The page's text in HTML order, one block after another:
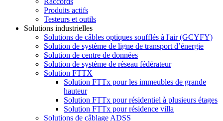
Produits actifs
Testeurs et outils
Solutions industrielles
Solutions de câbles optiques soufflés à l'air (GCYFY)
Solution de système de ligne de transport d’énergie
Solution de centre de données
Solution de système de réseau fédérateur
Solution FTTX
Solution FTTx pour les immeubles de grande
hauteur
Solution FTTx pour résidentiel à plusieurs étages
Solution FTTx pour résidence villa
Solutions de câblage ADSS